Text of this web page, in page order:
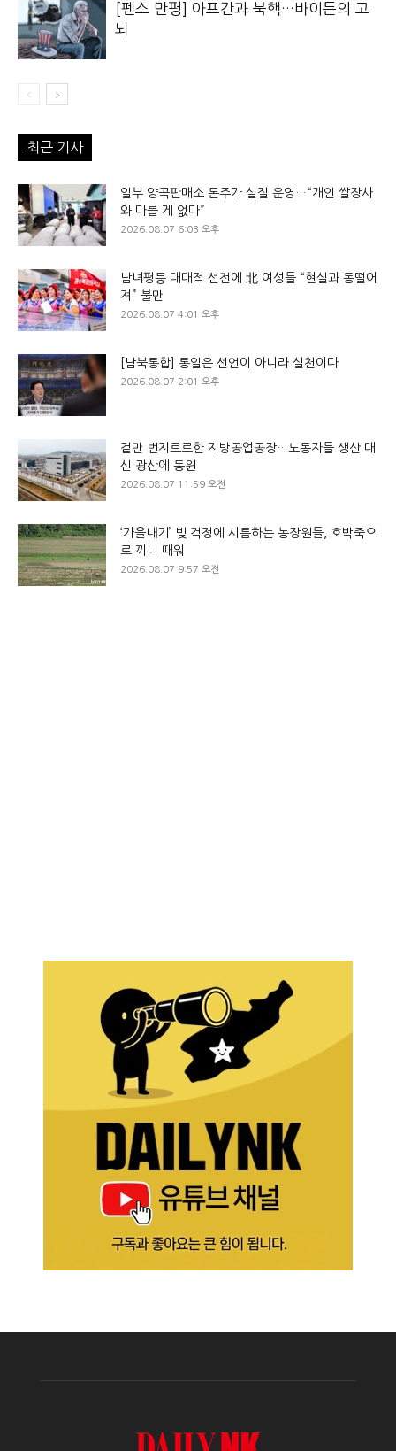
[펜스 만평] 아프간과 북핵…바이든의 고
뇌
최근 기사
일부 양곡판매소 돈주가 실질 운영…“개인 쌀장사
와 다를 게 없다”
2026.08.07 6:03 오후
남녀평등 대대적 선전에 北 여성들 “현실과 동떨어
져” 불만
2026.08.07 4:01 오후
[남북통합] 통일은 선언이 아니라 실천이다
2026.08.07 2:01 오후
겉만 번지르르한 지방공업공장…노동자들 생산 대
신 광산에 동원
2026.08.07 11:59 오전
‘가을내기’ 빚 걱정에 시름하는 농장원들, 호박죽으
로 끼니 때워
2026.08.07 9:57 오전